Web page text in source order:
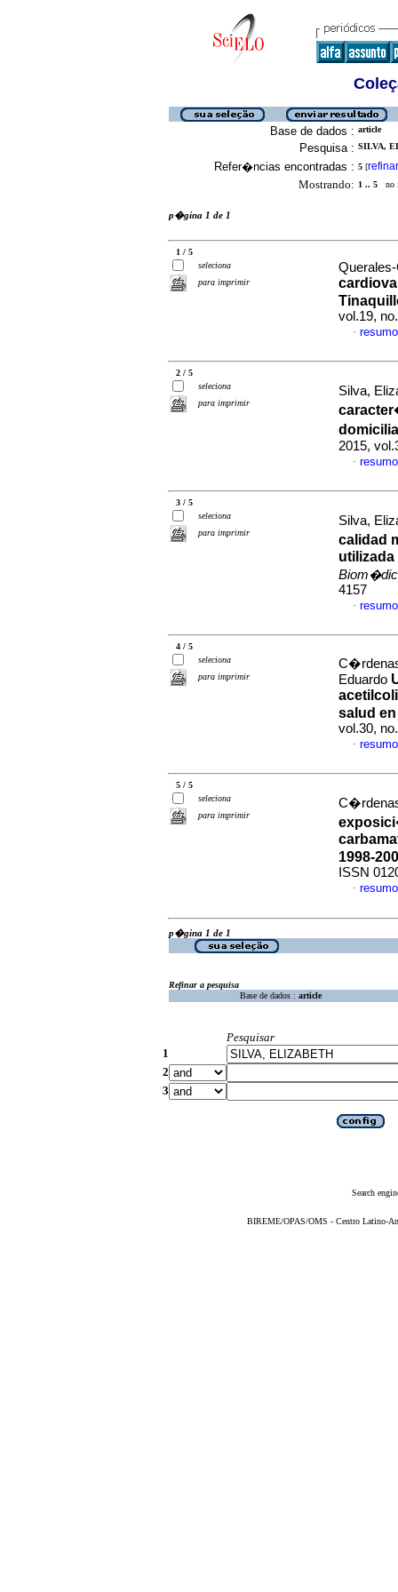
Base de dados : article
Pesquisa : SILVA,
Refer�ncias encontradas : 5 [refinar
Mostrando: 1 .. 5 no
p�gina 1 de 1
1 / 5
seleciona
para imprimir
vol.19,
·
2 / 5
seleciona
para imprimir
Silva,
2015,
·
3 / 5
seleciona
para imprimir
Silva,
calidad
utilizada
4157
·
4 / 5
seleciona
para imprimir
Eduardo
salud en
vol.30,
·
5 / 5
seleciona
para imprimir
1998-
ISSN
·
p�gina 1 de 1
Refinar a pesquisa
Base de dados : article
Pesquisar
1
2
3
Search
BIREME/OPAS/OMS - Centro Latino-